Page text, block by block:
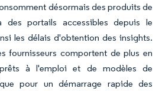
désormais des produits de
des portails accessibles depuis le
les délais d'obtention des insights.
fournisseurs comportent de plus en
à l'emploi et de modèles de
pour un démarrage rapide des